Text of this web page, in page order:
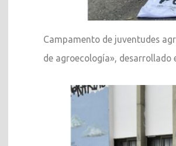
Campamento de juventudes
de agroecología», desarrollado